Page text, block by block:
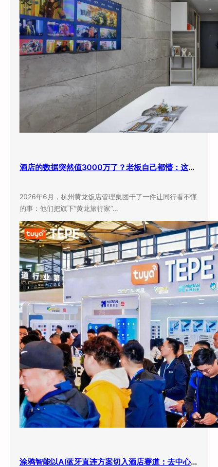
酒店的数据突然值3000万了？老板自己都懵：这玩意儿还能卖钱？
2026年6月，杭州黄龙饭店管理集团干了一件让同行看不懂
的事：他们把旗下”黄龙旅行家”…
涂鸦智能以AI蓝牙直连方案切入酒店赛道：去中心化架构破解智能化改造三大痛点